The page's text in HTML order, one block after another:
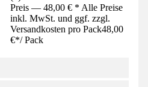
Preis — 48,00 € * Alle Preise
inkl. MwSt. und ggf. zzgl.
Versandkosten pro Pack48,00
€*/ Pack